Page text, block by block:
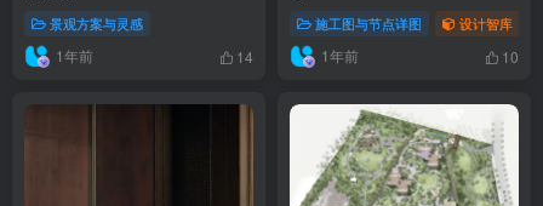
景观方案与灵感
1年前 14
施工图与节点详图 设计智库
1年前 10